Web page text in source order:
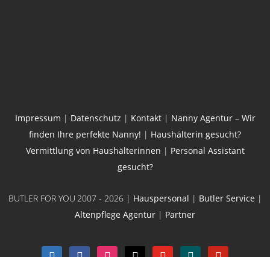
Impressum | Datenschutz | Kontakt| Nanny Agentur – Wir
finden Ihre perfekte Nanny! | Haushälterin gesucht?
Vermittlung von Haushälterinnen | Personal Assistant
gesucht?
BUTLER FOR YOU 2007 - 2026 | Hauspersonal | Butler Service |
Altenpflege Agentur | Partner
linkedin facebook instagram youtube xing pinterest